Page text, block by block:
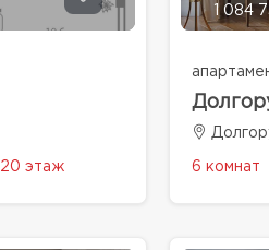
20 этаж
1 084
6 комнат